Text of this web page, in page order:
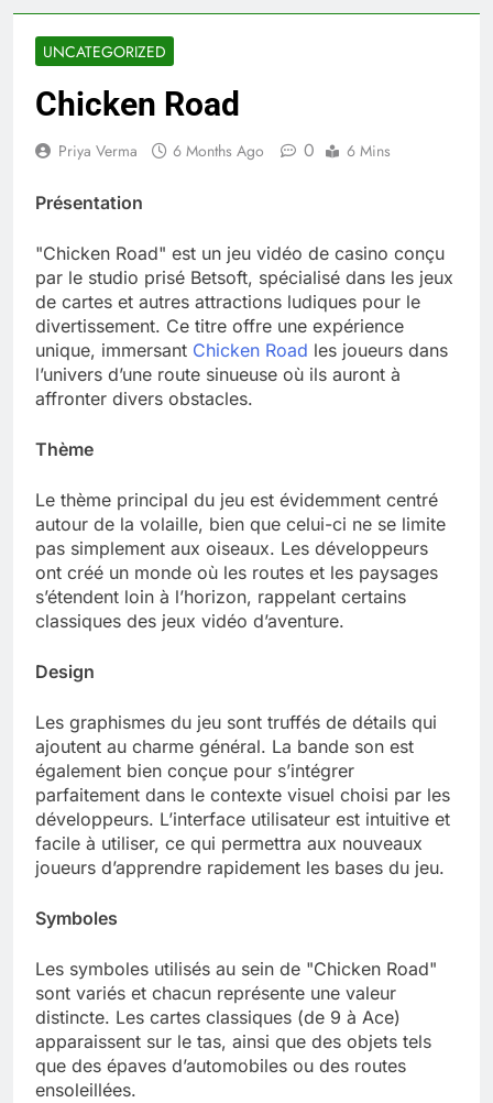
UNCATEGORIZED
Chicken Road
Priya Verma 6 Months Ago 0 6 Mins
Présentation
"Chicken Road" est un jeu vidéo de casino conçu
par le studio prisé Betsoft, spécialisé dans les jeux
de cartes et autres attractions ludiques pour le
divertissement. Ce titre offre une expérience
unique, immersant Chicken Road les joueurs dans
l’univers d’une route sinueuse où ils auront à
affronter divers obstacles.
Thème
Le thème principal du jeu est évidemment centré
autour de la volaille, bien que celui-ci ne se limite
pas simplement aux oiseaux. Les développeurs
ont créé un monde où les routes et les paysages
s’étendent loin à l’horizon, rappelant certains
classiques des jeux vidéo d’aventure.
Design
Les graphismes du jeu sont truffés de détails qui
ajoutent au charme général. La bande son est
également bien conçue pour s’intégrer
parfaitement dans le contexte visuel choisi par les
développeurs. L’interface utilisateur est intuitive et
facile à utiliser, ce qui permettra aux nouveaux
joueurs d’apprendre rapidement les bases du jeu.
Symboles
Les symboles utilisés au sein de "Chicken Road"
sont variés et chacun représente une valeur
distincte. Les cartes classiques (de 9 à Ace)
apparaissent sur le tas, ainsi que des objets tels
que des épaves d’automobiles ou des routes
ensoleillées.